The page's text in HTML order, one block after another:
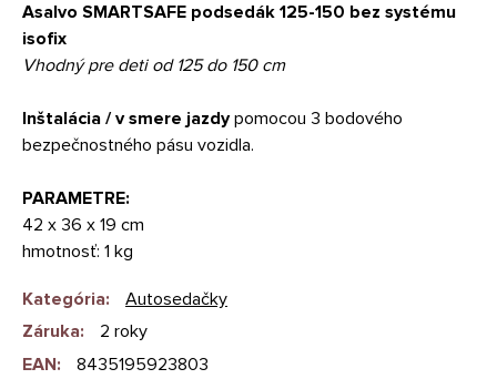
Asalvo SMARTSAFE podsedák 125-150 bez systému
isofix
Vhodný pre deti od 125 do 150 cm
Inštalácia / v smere jazdypomocou 3 bodového
bezpečnostného pásu vozidla.
PARAMETRE:
42 x 36 x 19 cm
hmotnosť: 1 kg
Kategória:
Autosedačky
Záruka:
2 roky
EAN: 8435195923803